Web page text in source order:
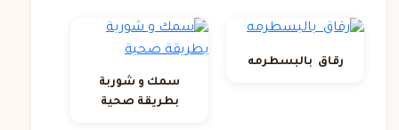
رقاق بالبسطرمه
سمك و شوربة
بطريقة صحية